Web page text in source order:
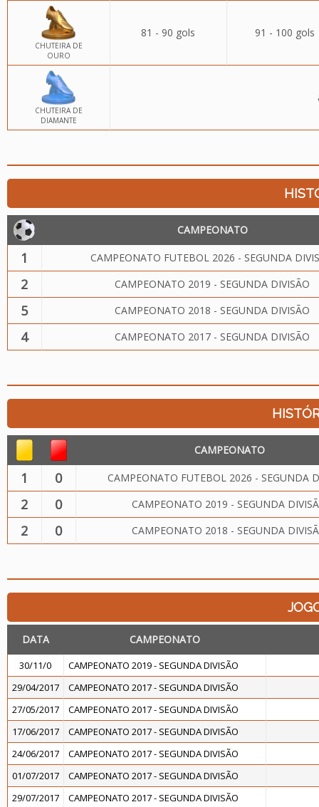
CHUTEIRA DE
OURO
81 - 90 gols 91 - 100 gols
CHUTEIRA DE
DIAMANTE
CAMPEONATO
1 CAMPEONATO FUTEBOL 2026 - SEGUNDA
2 CAMPEONATO 2019 - SEGUNDA DIVISÃO
5 CAMPEONATO 2018 - SEGUNDA DIVISÃO
4 CAMPEONATO 2017 - SEGUNDA DIVISÃO
CAMPEONATO
1 0 CAMPEONATO FUTEBOL 2026 - SEGUNDA
2 0 CAMPEONATO 2019 - SEGUNDA
2 0 CAMPEONATO 2018 - SEGUNDA
DATA CAMPEONATO
30/11/0
CAMPEONATO 2019 - SEGUNDA DIVISÃO
29/04/2017
CAMPEONATO 2017 - SEGUNDA DIVISÃO
27/05/2017
CAMPEONATO 2017 - SEGUNDA DIVISÃO
17/06/2017
CAMPEONATO 2017 - SEGUNDA DIVISÃO
24/06/2017
CAMPEONATO 2017 - SEGUNDA DIVISÃO
01/07/2017
CAMPEONATO 2017 - SEGUNDA DIVISÃO
29/07/2017
CAMPEONATO 2017 - SEGUNDA DIVISÃO